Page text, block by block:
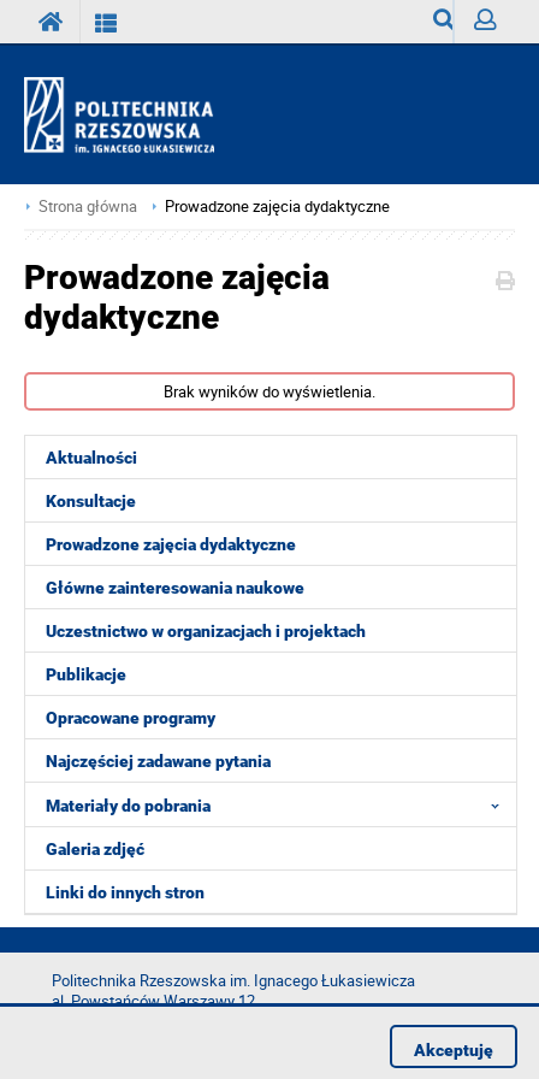
Strona główna Prowadzone zajęcia dydaktyczne
Aktualności
Konsultacje
Prowadzone zajęcia dydaktyczne
Główne zainteresowania naukowe
Uczestnictwo w organizacjach i projektach
Publikacje
Opracowane programy
Najczęściej zadawane pytania
Materiały do pobrania
Galeria zdjęć
Linki do innych stron
Prowadzone zajęcia
dydaktyczne
Brak wyników do wyświetlenia.
Politechnika Rzeszowska im. Ignacego Łukasiewicza
al. Powstańców Warszawy 12
Akceptuję